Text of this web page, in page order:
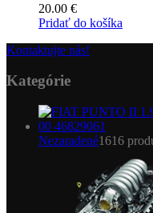
20.00 €
Pridať do košíka
Kontaktujte nás!
Kategórie
Nezaradené1616